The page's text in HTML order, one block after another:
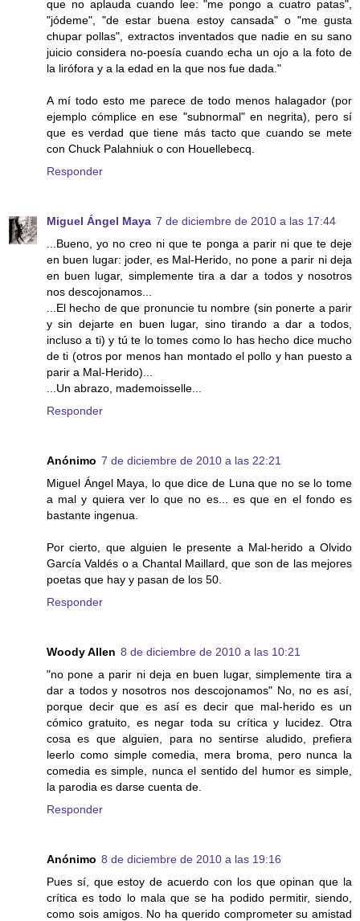
que no aplauda cuando lee: "me pongo a cuatro patas",
"jódeme", "de estar buena estoy cansada" o "me gusta
chupar pollas", extractos inventados que nadie en su sano
juicio considera no-poesía cuando echa un ojo a la foto de
la lirófora y a la edad en la que nos fue dada."
A mí todo esto me parece de todo menos halagador (por
ejemplo cómplice en ese "subnormal" en negrita), pero sí
que es verdad que tiene más tacto que cuando se mete
con Chuck Palahniuk o con Houellebecq.
Responder
Miguel Ángel Maya 7 de diciembre de 2010 a las 17:44
...Bueno, yo no creo ni que te ponga a parir ni que te deje
en buen lugar: joder, es Mal-Herido, no pone a parir ni deja
en buen lugar, simplemente tira a dar a todos y nosotros
nos descojonamos...
...El hecho de que pronuncie tu nombre (sin ponerte a parir
y sin dejarte en buen lugar, sino tirando a dar a todos,
incluso a ti) y tú te lo tomes como lo has hecho dice mucho
de ti (otros por menos han montado el pollo y han puesto a
parir a Mal-Herido)...
...Un abrazo, mademoisselle...
Responder
Anónimo 7 de diciembre de 2010 a las 22:21
Miguel Ángel Maya, lo que dice de Luna que no se lo tome
a mal y quiera ver lo que no es... es que en el fondo es
bastante ingenua.
Por cierto, que alguien le presente a Mal-herido a Olvido
García Valdés o a Chantal Maillard, que son de las mejores
poetas que hay y pasan de los 50.
Responder
Woody Allen 8 de diciembre de 2010 a las 10:21
"no pone a parir ni deja en buen lugar, simplemente tira a
dar a todos y nosotros nos descojonamos" No, no es así,
porque decir que es así es decir que mal-herido es un
cómico gratuito, es negar toda su crítica y lucidez. Otra
cosa es que alguien, para no sentirse aludido, prefiera
leerlo como simple comedia, mera broma, pero nunca la
comedia es simple, nunca el sentido del humor es simple,
la parodia es darse cuenta de.
Responder
Anónimo 8 de diciembre de 2010 a las 19:16
Pues sí, que estoy de acuerdo con los que opinan que la
crítica es todo lo mala que se ha podido permitir, siendo,
como sois amigos. No ha querido comprometer su amistad